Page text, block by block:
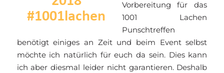
Vorbereitung für das
1001 Lachen
Punschtreffen
benötigt einiges an Zeit und beim Event selbst
möchte ich natürlich für euch da sein. Dies kann
ich aber diesmal leider nicht garantieren. Deshalb